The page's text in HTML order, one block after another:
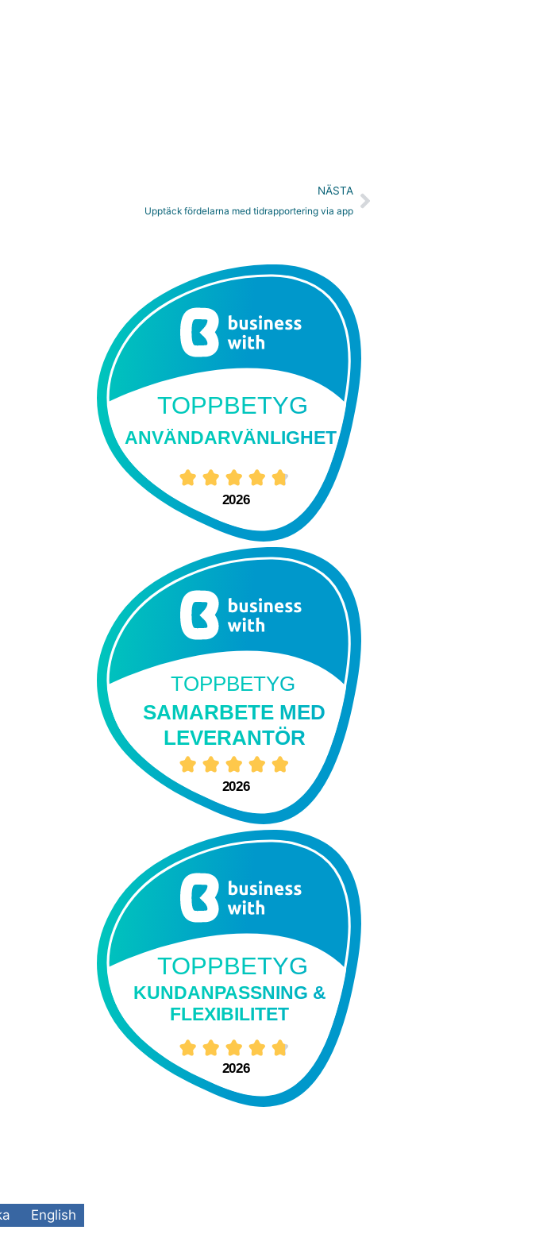
NÄSTA
Upptäck fördelarna med tidrapportering via app
Nästa
TOPPBETYG
ANVÄNDARVÄNLIGHET
2026
TOPPBETYG
SAMARBETE MED
LEVERANTÖR
2026
TOPPBETYG
KUNDANPASSNING &
FLEXIBILITET
2026
English